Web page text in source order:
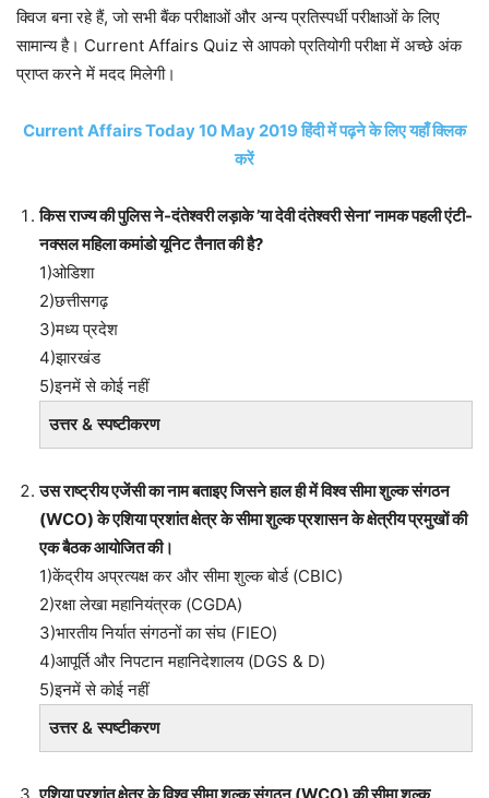
क्विज बना रहे हैं, जो सभी बैंक परीक्षाओं और अन्य प्रतिस्पर्धी परीक्षाओं के लिए
सामान्य है। Current Affairs Quiz से आपको प्रतियोगी परीक्षा में अच्छे अंक
प्राप्त करने में मदद मिलेगी।
Current Affairs Today 10 May 2019 हिंदी में पढ़ने के लिए यहाँ क्लिक
करें
किस राज्य की पुलिस ने-दंतेश्वरी लड़ाके ’या देवी दंतेश्वरी सेना’ नामक पहली एंटी-
नक्सल महिला कमांडो यूनिट तैनात की है?
1)ओडिशा
2)छत्तीसगढ़
3)मध्य प्रदेश
4)झारखंड
5)इनमें से कोई नहीं
उत्तर & स्पष्टीकरण
उस राष्ट्रीय एजेंसी का नाम बताइए जिसने हाल ही में विश्व सीमा शुल्क संगठन
(WCO) के एशिया प्रशांत क्षेत्र के सीमा शुल्क प्रशासन के क्षेत्रीय प्रमुखों की
एक बैठक आयोजित की।
1)केंद्रीय अप्रत्यक्ष कर और सीमा शुल्क बोर्ड (CBIC)
2)रक्षा लेखा महानियंत्रक (CGDA)
3)भारतीय निर्यात संगठनों का संघ (FIEO)
4)आपूर्ति और निपटान महानिदेशालय (DGS & D)
5)इनमें से कोई नहीं
उत्तर & स्पष्टीकरण